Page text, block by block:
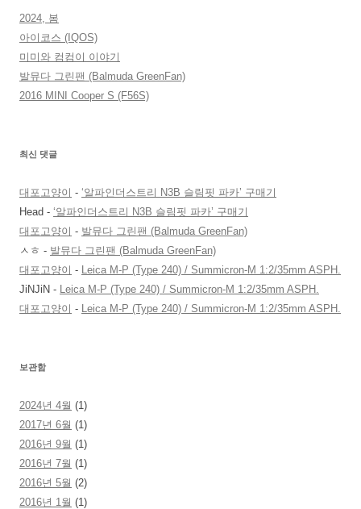
2024, 봄
아이코스 (IQOS)
미미와 컴컴이 이야기
발뮤다 그린팬 (Balmuda GreenFan)
2016 MINI Cooper S (F56S)
최신 댓글
대포고양이 - ‘알파인더스트리 N3B 슬림핏 파카’ 구매기
Head - ‘알파인더스트리 N3B 슬림핏 파카’ 구매기
대포고양이 - 발뮤다 그린팬 (Balmuda GreenFan)
ㅅㅎ - 발뮤다 그린팬 (Balmuda GreenFan)
대포고양이 -
Leica M-P (Type 240) / Summicron-M 1:2/35mm ASPH.
JiNJiN -
Leica M-P (Type 240) / Summicron-M 1:2/35mm ASPH.
대포고양이 - Leica M-P (Type 240) / Summicron-M 1:2/35mm ASPH.
보관함
2024년 4월 (1)
2017년 6월 (1)
2016년 9월 (1)
2016년 7월 (1)
2016년 5월 (2)
2016년 1월 (1)